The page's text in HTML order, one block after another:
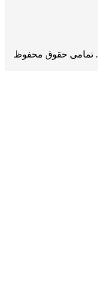
. تمامی حقوق محفوظ